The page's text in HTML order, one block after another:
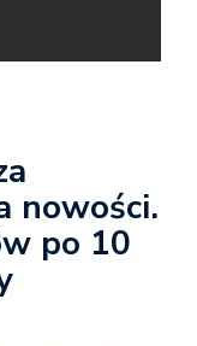
nowości.
po 10